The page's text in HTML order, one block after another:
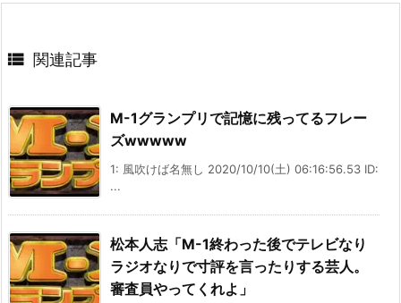
 関連記事
M-1グランプリで記憶に残ってるフレー
ズwwwww
1: 風吹けば名無し 2020/10/10(土) 06:16:56.53 ID:
...
松本人志「M-1終わった後でテレビなり
ラジオなりで寸評を言ったりする芸人。
審査員やってくれよ」